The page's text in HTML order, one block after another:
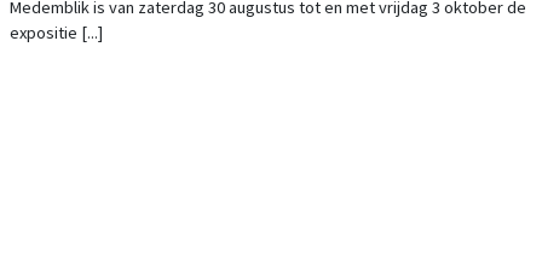
Medemblik is van zaterdag 30 augustus tot en met vrijdag 3 oktober de
expositie [...]